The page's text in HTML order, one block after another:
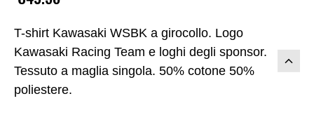
T-shirt Kawasaki WSBK a girocollo. Logo
Kawasaki Racing Team e loghi degli sponsor.
Tessuto a maglia singola. 50% cotone 50%
poliestere.